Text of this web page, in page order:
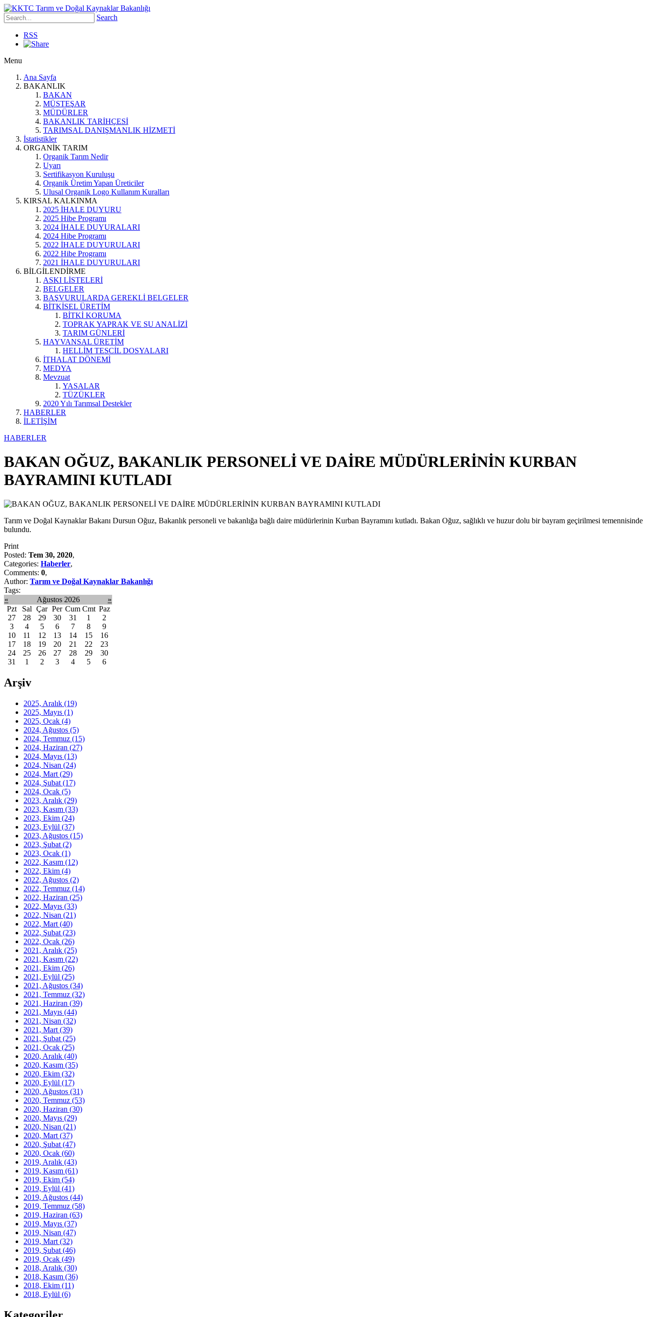
Search
RSS
Menu
Ana Sayfa
BAKANLIK
BAKAN
MÜSTEŞAR
MÜDÜRLER
BAKANLIK TARİHÇESİ
TARIMSAL DANIŞMANLIK HİZMETİ
İstatistikler
ORGANİK TARIM
Organik Tarım Nedir
Uyarı
Sertifikasyon Kuruluşu
Organik Üretim Yapan Üreticiler
Ulusal Organik Logo Kullanım Kuralları
KIRSAL KALKINMA
2025 İHALE DUYURU
2025 Hibe Programı
2024 İHALE DUYURALARI
2024 Hibe Programı
2022 İHALE DUYURULARI
2022 Hibe Programı
2021 İHALE DUYURULARI
BİLGİLENDİRME
ASKI LİSTELERİ
BELGELER
BAŞVURULARDA GEREKLİ BELGELER
BİTKİSEL ÜRETİM
BİTKİ KORUMA
TOPRAK YAPRAK VE SU ANALİZİ
TARIM GÜNLERİ
HAYVANSAL ÜRETİM
HELLİM TESCİL DOSYALARI
İTHALAT DÖNEMİ
MEDYA
Mevzuat
YASALAR
TÜZÜKLER
2020 Yılı Tarımsal Destekler
HABERLER
İLETİŞİM
HABERLER
BAKAN OĞUZ, BAKANLIK PERSONELİ VE DAİRE MÜDÜRLERİNİN KURBAN
BAYRAMINI KUTLADI
Tarım ve Doğal Kaynaklar Bakanı Dursun Oğuz, Bakanlık personeli ve bakanlığa bağlı daire müdürlerinin Kurban Bayramını kutladı. Bakan Oğuz, sağlıklı ve huzur dolu bir bayram geçirilmesi temennisinde
bulundu.
Print
Posted: Tem 30, 2020,
Categories: Haberler,
Comments: 0,
Author: Tarım ve Doğal Kaynaklar Bakanlığı
Tags:
«
Ağustos 2026
»
Pzt
Sal Çar Per Cum Cmt Paz
27
28 29 30 31 1
2
3
4 5 6 7 8
9
10
11 12 13 14 15
16
17
18 19 20 21 22
23
24
25 26 27 28 29
30
31
1 2 3 4 5 6
Arşiv
2025, Aralık (19)
2025, Mayıs (1)
2025, Ocak (4)
2024, Ağustos (5)
2024, Temmuz (15)
2024, Haziran (27)
2024, Mayıs (13)
2024, Nisan (24)
2024, Mart (29)
2024, Şubat (17)
2024, Ocak (5)
2023, Aralık (29)
2023, Kasım (33)
2023, Ekim (24)
2023, Eylül (37)
2023, Ağustos (15)
2023, Şubat (2)
2023, Ocak (1)
2022, Kasım (12)
2022, Ekim (4)
2022, Ağustos (2)
2022, Temmuz (14)
2022, Haziran (25)
2022, Mayıs (33)
2022, Nisan (21)
2022, Mart (40)
2022, Şubat (23)
2022, Ocak (26)
2021, Aralık (25)
2021, Kasım (22)
2021, Ekim (26)
2021, Eylül (25)
2021, Ağustos (34)
2021, Temmuz (32)
2021, Haziran (39)
2021, Mayıs (44)
2021, Nisan (32)
2021, Mart (39)
2021, Şubat (25)
2021, Ocak (25)
2020, Aralık (40)
2020, Kasım (35)
2020, Ekim (32)
2020, Eylül (17)
2020, Ağustos (31)
2020, Temmuz (53)
2020, Haziran (30)
2020, Mayıs (29)
2020, Nisan (21)
2020, Mart (37)
2020, Şubat (47)
2020, Ocak (60)
2019, Aralık (43)
2019, Kasım (61)
2019, Ekim (54)
2019, Eylül (41)
2019, Ağustos (44)
2019, Temmuz (58)
2019, Haziran (63)
2019, Mayıs (37)
2019, Nisan (47)
2019, Mart (32)
2019, Şubat (46)
2019, Ocak (49)
2018, Aralık (30)
2018, Kasım (36)
2018, Ekim (11)
2018, Eylül (6)